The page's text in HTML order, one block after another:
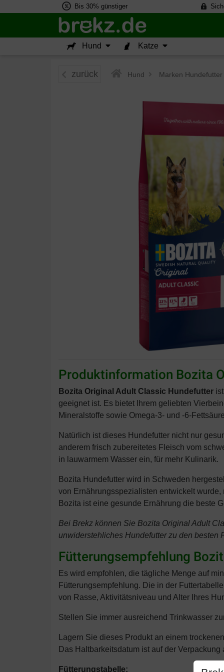
Bis 30% günstiger
Hund Katze
zurück Hund Marken Hundefutter
Produktinformation Bozita
Bozita Original Adult Classic Hundefutter
geeignet ist. Es bietet Ihrem geliebten
Mineralstoffe sowie Omega-3- und -6-
Natürlich ist dieses Hundefutter nicht nur
anderem frisch zubereitetes Fleisch vom
in lauwarmem Wasser ein, für mehr Kulinarik.
Bozita Hundefutter wird in Schweden
von Ernährungsspezialisten entwickelt
Bozita ist eine gesunde Ernährung die beste
Bei Brekz können Sie Bozita Original Adult
unwiderstehliches Hundefutter zu den
Fütterungsempfehlung
Es wird empfohlen, die tägliche Menge auf
Fütterungsempfehlung. Die in der
von Rasse, Aktivitätsniveau und Alter Ihres
Stellen Sie immer ausreichend Trinkwasser
Lagern Sie dieses Produkt an einem
Das Haltbarkeitsdatum ist auf der
Fütterungstabelle: